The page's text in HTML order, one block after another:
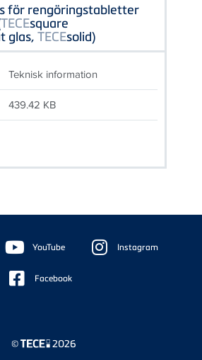
för rengöringstabletter
TECEsquare
glas, TECEsolid)
Teknisk information
439.42 KB
YouTube Instagram
Facebook
© 2026